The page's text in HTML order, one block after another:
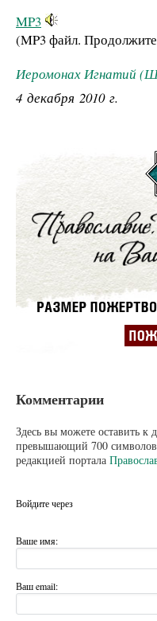
MP3
(MP3 файл.
Иеромонах Игнатий
4 декабря 2010 г.
Комментарии
Здесь вы можете оставить к
превышающий 700
редакцией портала
Войдите через
Ваше имя:
Ваш email: